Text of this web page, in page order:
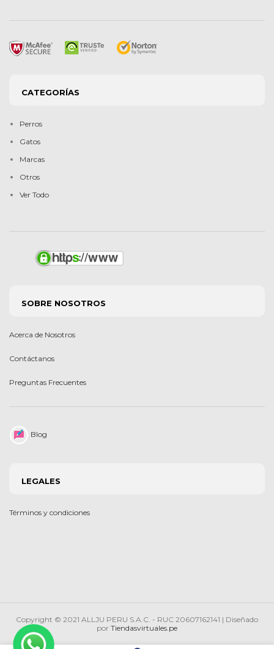
CATEGORÍAS
Perros
Gatos
Marcas
Otros
Ver Todo
SOBRE NOSOTROS
Acerca de Nosotros
Contáctanos
Preguntas Frecuentes
Blog
LEGALES
Términos y condiciones
Copyright © 2021 ALLJU PERU S.A.C. - RUC 20607162141 | Diseñado
por Tiendasvirtuales.pe